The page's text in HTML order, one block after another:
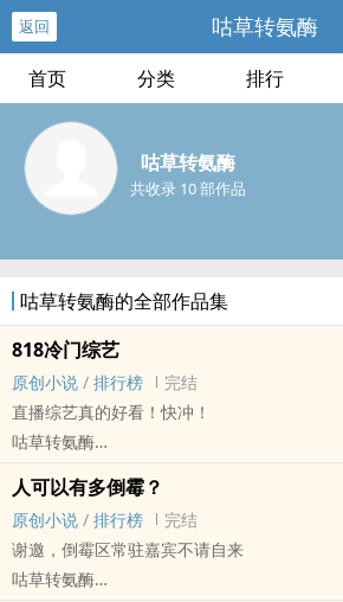
返回 咕草转氨酶
首页 分类 排行
咕草转氨酶
共收录 10 部作品
咕草转氨酶的全部作品集
818冷门综艺
原创小说 / 排行榜
完结
直播综艺真的好看！快冲！
咕草转氨酶
喜剧 - 现代 - 轻松 - 直播
甜橙cp入股不亏！
甜筒三年前发歌diss过程默，而且歌词尺度大
现在却因为一档节目不得不和程默组成cp
人可以有多倒霉？
原创小说 / 排行榜
完结
谢邀，倒霉区常驻嘉宾不请自来
咕草转氨酶